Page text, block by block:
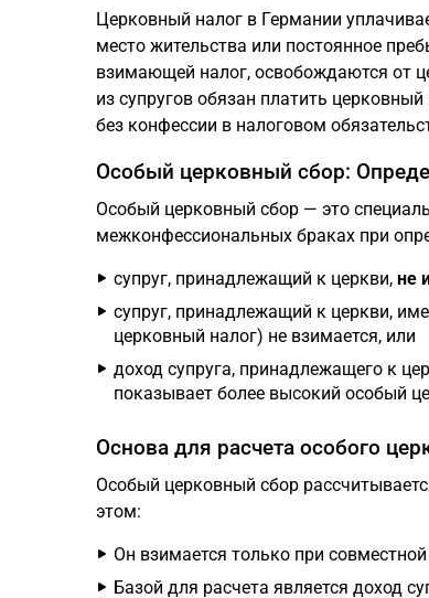
Церковный налог в Германии
место жительства или постоянное
взимающей налог, освобождаются от
из супругов обязан платить
без конфессии в налоговом
Особый церковный сбор:
Особый церковный сбор — это
межконфессиональных браках при
супруг, принадлежащий к церкви, не
супруг, принадлежащий к церкви,
церковный налог) не взимается, или
доход супруга, принадлежащего к
показывает более высокий особый
Основа для расчета особого
Особый церковный сбор
этом:
Он взимается только при
Базой для расчета является доход